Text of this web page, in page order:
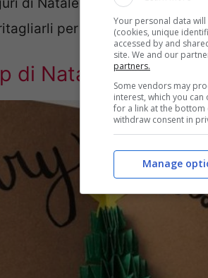
di Natale. Puoi sempre
per ottenere un
di Natale
Your personal data
(cookies, unique
accessed by and
site. We and our
partners.
Some vendors may
interest, which you
for a link at the bottom
withdraw consent in
Manage